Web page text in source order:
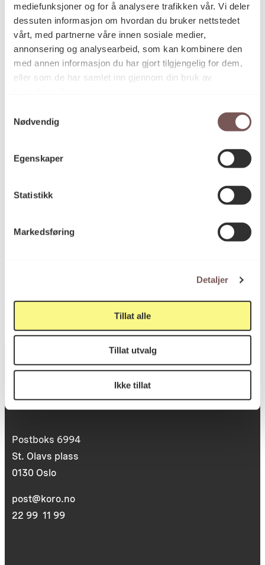
mediefunksjoner og for å analysere trafikken vår. Vi deler
dessuten informasjon om hvordan du bruker nettstedet
vårt, med partnerne våre innen sosiale medier,
annonsering og analysearbeid, som kan kombinere den
med annen informasjon du har gjort tilgjengelig for dem,
eller som de har samlet inn gjennom din bruk av
Nødvendig
Egenskaper
Statistikk
Markedsføring
Detaljer
Tillat alle
Tillat utvalg
Ikke tillat
Kategori Vegginstallasjon
Støpt bronse
Postadresse
Postboks 6994
St. Olavs plass
0130 Oslo
post@koro.no
22 99 11 99